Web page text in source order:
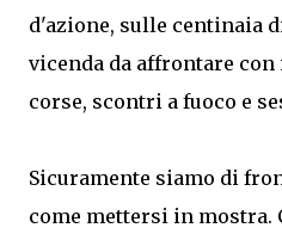
d'azione, sulle centinaia
vicenda da affrontare
corse, scontri a fuoco e
Sicuramente siamo di
come mettersi in mostra.